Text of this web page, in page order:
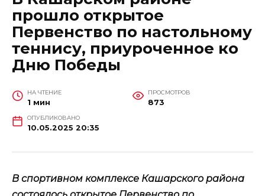
прошло открытое
Первенство по настольному
теннису, приуроченное ко
Дню Победы
НА ЧТЕНИЕ
1 мин
ПРОСМОТРОВ
873
ОПУБЛИКОВАНО
10.05.2025 20:35
В спортивном комплексе Кашарского района